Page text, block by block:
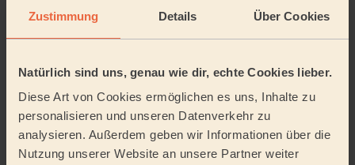
Zustimmung Details Über Cookies
Natürlich sind uns, genau wie dir, echte Cookies lieber.
Diese Art von Cookies ermöglichen es uns, Inhalte zu
personalisieren und unseren Datenverkehr zu
analysieren. Außerdem geben wir Informationen über die
Nutzung unserer Website an unsere Partner weiter
Hamed has been helping me out for some months now.
He is doing a thorough job. I am grateful that he is also
flexible with scheduling. I will book ...Mehr lesen
vor 4 Tagen
Einmalige Reinigung
Wir sind mehr als zufrieden und können Claudia von